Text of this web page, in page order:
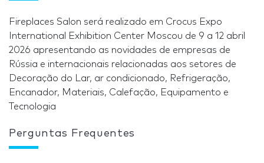
Fireplaces Salon será realizado em Crocus Expo
International Exhibition Center Moscou de 9 a 12 abril
2026 apresentando as novidades de empresas de
Rússia e internacionais relacionadas aos setores de
Decoração do Lar, ar condicionado, Refrigeração,
Encanador, Materiais, Calefação, Equipamento e
Tecnologia
Perguntas Frequentes